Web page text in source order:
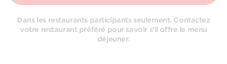
Dans les restaurants participants seulement. Contactez
votre restaurant préféré pour savoir s'il offre le menu
déjeuner.